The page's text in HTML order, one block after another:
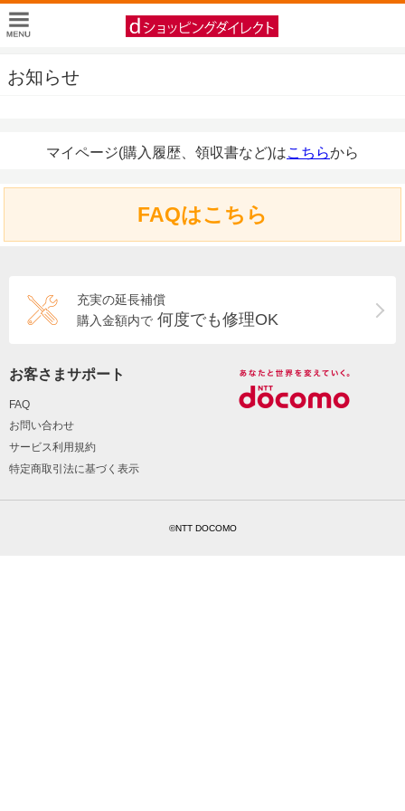
お知らせ
マイページ(購入履歴、領収書など)はこちらから
FAQはこちら
充実の延長補償
購入金額内で 何度でも修理OK
お客さまサポート
FAQ
お問い合わせ
サービス利用規約
特定商取引法に基づく表示
©NTT DOCOMO